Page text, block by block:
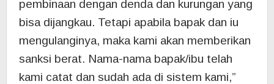
pembinaan dengan denda dan kurungan yang
bisa dijangkau. Tetapi apabila bapak dan iu
mengulanginya, maka kami akan memberikan
sanksi berat. Nama-nama bapak/ibu telah
kami catat dan sudah ada di sistem kami,”